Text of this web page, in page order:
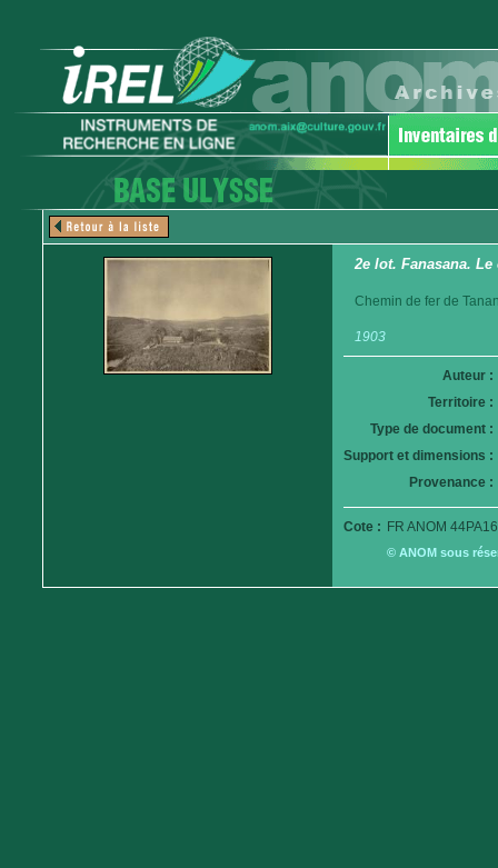
2e lot. Fanasana.
Chemin de fer de
1903
Auteur :
Territoire :
Type de document :
Support et dimensions :
Provenance :
Cote : FR ANOM
© ANOM sous